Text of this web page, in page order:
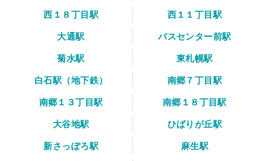
西１８丁目駅
西１１丁目駅
大通駅
バスセンター前駅
菊水駅
東札幌駅
白石駅（地下鉄）
南郷７丁目駅
南郷１３丁目駅
南郷１８丁目駅
大谷地駅
ひばりが丘駅
新さっぽろ駅
麻生駅